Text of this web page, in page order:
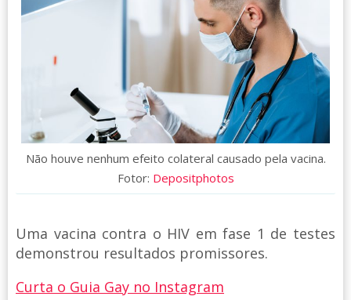
Não houve nenhum efeito colateral causado pela vacina.
Fotor: Depositphotos
Uma vacina contra o HIV em fase 1 de testes
demonstrou resultados promissores.
Curta o Guia Gay no Instagram